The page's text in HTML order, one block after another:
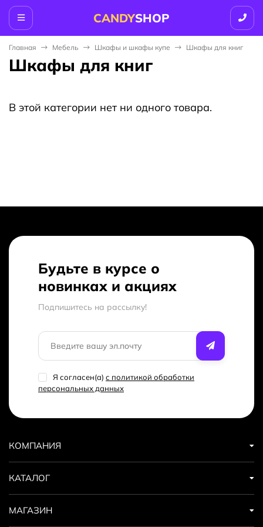
CANDYSHOP
Главная Мебель Шкафы и шкафы купе Шкафы для книг
Шкафы для книг
В этой категории нет ни одного товара.
Будьте в курсе о
новинках и акциях
Подпишитесь на рассылкy!
Я согласен(a) с политикой обработки
персональных данных
КОМПАНИЯ
КАТАЛОГ
МАГАЗИН